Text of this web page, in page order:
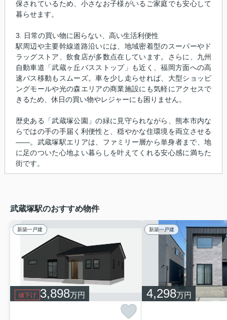
保されているため、小さなお子様がいるご家庭でも安心して
暮らせます。
3. 日常の買い物に困らない、高い生活利便性
駅周辺や主要幹線道路沿いには、地域密着型のスーパーやド
ラッグストア、飲食店が多数点在しています。さらに、九州
自動車道「武蔵ヶ丘バスストップ」も近く、福岡方面への高
速バス移動もスムーズ。車を少し走らせれば、大型ショッピ
ングモールや光の森エリアの商業施設にも気軽にアクセスで
きるため、休日の買い物やレジャーにも困りません。
歴史ある「武蔵塚公園」の緑に見守られながら、熊本市内な
らではの手の手届く利便性と、穏やかな住環境を両立させる
――。武蔵塚駅エリアは、ファミリー層から単身者まで、地
に足のついた心地よい暮らしを叶えてくれる安心感に満ちた
街です。
武蔵塚駅のおすすめ物件
新築一戸建
値下げ 3,898万円
新築一戸建
4,298万円